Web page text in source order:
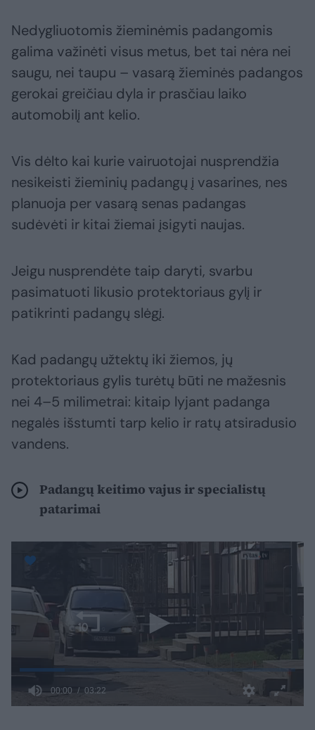
Nedygliuotomis žieminėmis padangomis
galima važinėti visus metus, bet tai nėra nei
saugu, nei taupu – vasarą žieminės padangos
gerokai greičiau dyla ir prasčiau laiko
automobilį ant kelio.
Vis dėlto kai kurie vairuotojai nusprendžia
nesikeisti žieminių padangų į vasarines, nes
planuoja per vasarą senas padangas
sudėvėti ir kitai žiemai įsigyti naujas.
Jeigu nusprendėte taip daryti, svarbu
pasimatuoti likusio protektoriaus gylį ir
patikrinti padangų slėgį.
Kad padangų užtektų iki žiemos, jų
protektoriaus gylis turėtų būti ne mažesnis
nei 4–5 milimetrai: kitaip lyjant padanga
negalės išstumti tarp kelio ir ratų atsiradusio
vandens.
Padangų keitimo vajus ir specialistų
patarimai